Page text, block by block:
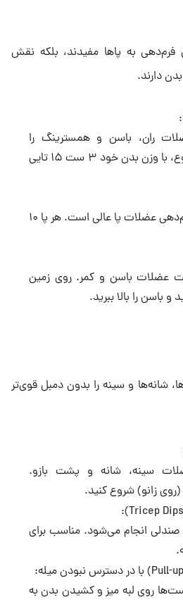
فرم‌دهی به پاها مفیدند، بلکه نقش
دارند.
ران، باسن و همسترینگ را
تقویت می‌کند. برای شروع، با وزن بدن خود ۳ ست ۱۵ تایی
برای تقویت تعادل و فرم‌دهی عضلات پا عالی است. هر پا ۱۰
عضلات باسن و کمر. روی زمین
و باسن را بالا ببرید.
شانه‌ها و سینه را بدون دمبل قوی‌تر
سینه، شانه و پشت بازو.
زانو) شروع کنید.
صندلی انجام می‌شود. مناسب برای
روی لبه میز و کشیدن بدن به